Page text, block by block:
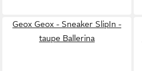
Geox Geox - Sneaker SlipIn -
taupe Ballerina